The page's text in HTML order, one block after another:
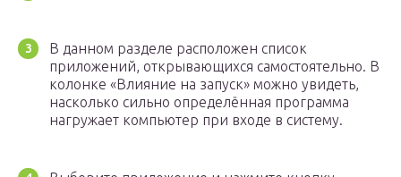
В данном разделе расположен список
приложений, открывающихся самостоятельно. В
колонке «Влияние на запуск» можно увидеть,
насколько сильно определённая программа
нагружает компьютер при входе в систему.